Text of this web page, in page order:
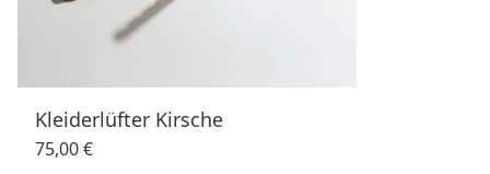
Kleiderlüfter Kirsche
75,00 €